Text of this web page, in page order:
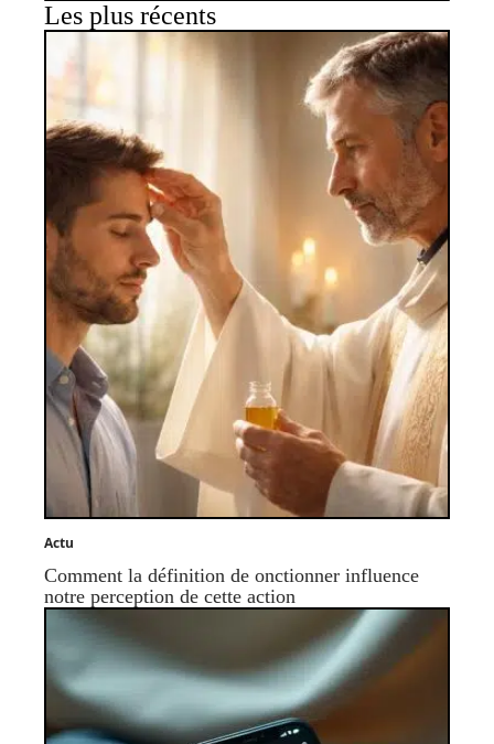
Les plus récents
Actu
Comment la définition de onctionner influence
notre perception de cette action